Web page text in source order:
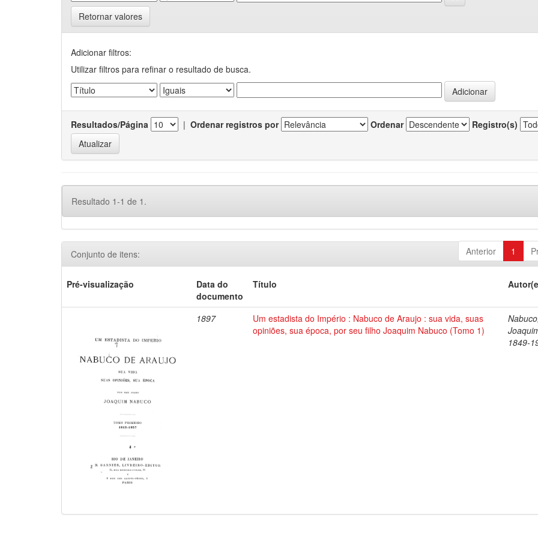
Retornar valores
Adicionar filtros:
Utilizar filtros para refinar o resultado de busca.
Resultados/Página | Ordenar registros por Ordenar Registro(s)
Resultado 1-1 de 1.
Anterior 1
Conjunto de itens:
Pré-visualização
Data do
documento
Título
1897
Um estadista do Império : Nabuco de Araujo : sua vida, suas
opiniões, sua época, por seu filho Joaquim Nabuco (Tomo 1)
Nabuco,
1849-